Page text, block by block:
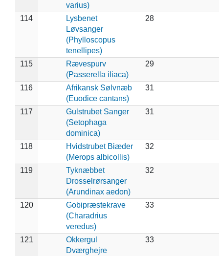
varius)
114
Lysbenet
Løvsanger
(Phylloscopus
tenellipes)
28
115
Rævespurv
(Passerella iliaca)
29
116
Afrikansk Sølvnæb
(Euodice cantans)
31
117
Gulstrubet Sanger
(Setophaga
dominica)
31
118
Hvidstrubet Biæder
(Merops albicollis)
32
119
Tyknæbbet
Drosselrørsanger
(Arundinax aedon)
32
120
Gobipræstekrave
(Charadrius
veredus)
33
121
Okkergul
Dværghejre
33